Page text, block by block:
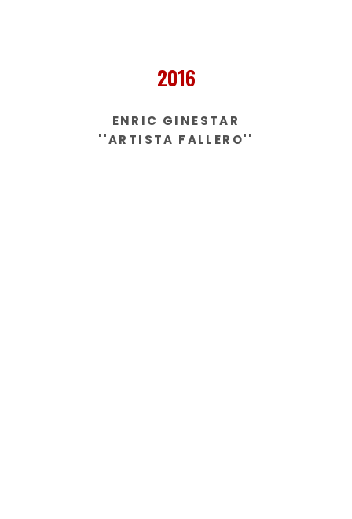
2016
ENRIC GINESTAR
''ARTISTA FALLERO''